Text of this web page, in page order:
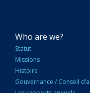
NAVIGATION
PRINCIPALE
Who are we?
Statut
Missions
Histoire
Gouvernance / Conseil